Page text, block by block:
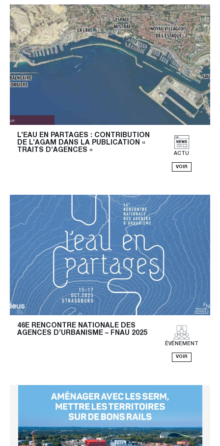
L’EAU EN PARTAGES : CONTRIBUTION
DE L’AGAM DANS LA PUBLICATION «
TRAITS D’AGENCES »
ACTU
VOIR
46E RENCONTRE NATIONALE DES
AGENCES D’URBANISME – FNAU 2025
ÉVÉNEMENT
VOIR